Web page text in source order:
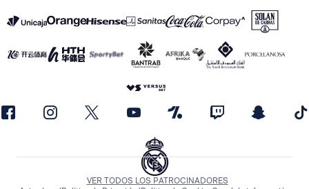
VER TODOS LOS PATROCINADORES